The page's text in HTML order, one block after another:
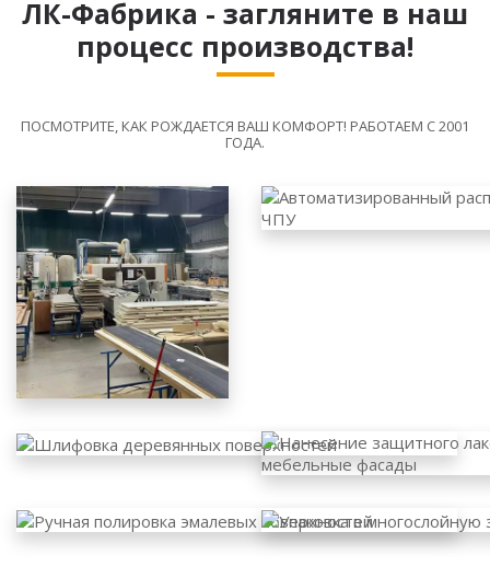
ЛК-Фабрика - загляните в наш
процесс производства!
ПОСМОТРИТЕ, КАК РОЖДАЕТСЯ ВАШ КОМФОРТ! РАБОТАЕМ С 2001
ГОДА.